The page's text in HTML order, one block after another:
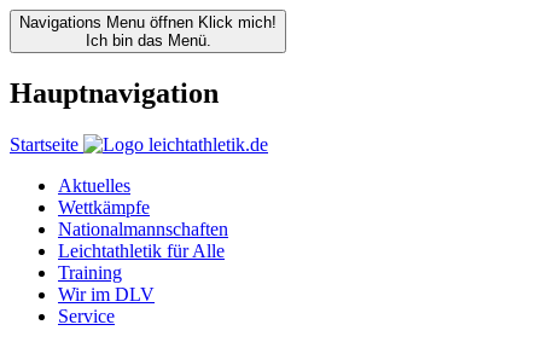
Navigations Menu öffnen Klick mich!
Ich bin das Menü.
Hauptnavigation
Startseite
Aktuelles
Wettkämpfe
Nationalmannschaften
Leichtathletik für Alle
Training
Wir im DLV
Service